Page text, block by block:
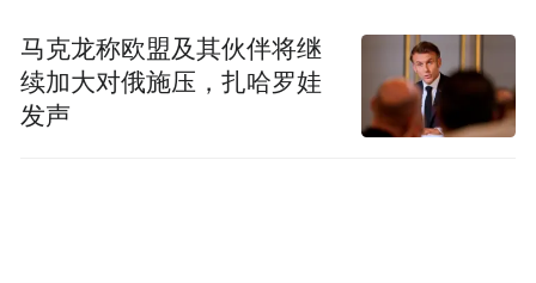
它成了我们生活的一大部分。”胡泳形容道，
“一旦手机丢了，现实生活里真有点寸步难
马克龙称欧盟及其伙伴将继
续加大对俄施压，扎哈罗娃
发声